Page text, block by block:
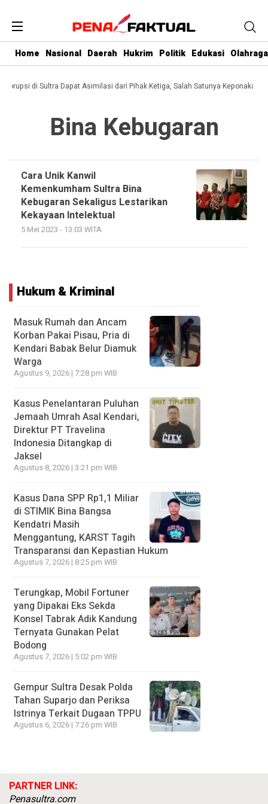
Home Nasional Daerah Hukrim Politik Edukasi Olahraga
Korupsi di Sultra Dapat Asimilasi dari Pihak Ketiga, Salah Satunya Keponakan
Bina Kebugaran
Cara Unik Kanwil
Kemenkumham Sultra Bina
Kebugaran Sekaligus Lestarikan
Kekayaan Intelektual
5 Mei 2023 - 13:03 WITA
Hukum & Kriminal
Masuk Rumah dan Ancam
Korban Pakai Pisau, Pria di
Kendari Babak Belur Diamuk
Warga
Agustus 9, 2026 | 7:28 pm WIB
Kasus Penelantaran Puluhan
Jemaah Umrah Asal Kendari,
Direktur PT Travelina
Indonesia Ditangkap di
Jaksel
Agustus 8, 2026 | 3:21 pm WIB
Kasus Dana SPP Rp1,1 Miliar
di STIMIK Bina Bangsa
Kendatri Masih
Menggantung, KARST Tagih
Transparansi dan Kepastian Hukum
Agustus 7, 2026 | 8:25 pm WIB
Terungkap, Mobil Fortuner
yang Dipakai Eks Sekda
Konsel Tabrak Adik Kandung
Ternyata Gunakan Pelat
Bodong
Agustus 7, 2026 | 5:02 pm WIB
Gempur Sultra Desak Polda
Tahan Suparjo dan Periksa
Istrinya Terkait Dugaan TPPU
Agustus 6, 2026 | 7:26 pm WIB
PARTNER LINK:
Penasultra.com